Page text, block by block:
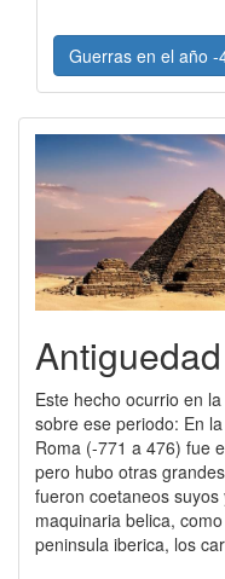
Guerras en el año -
Este hecho ocurrio en la
sobre ese periodo: En la Antiguedad Clasica La civilización
Roma (-771 a 476) fue
pero hubo otras
fueron coetaneos
maquinaria belica,
peninsula iberica, los